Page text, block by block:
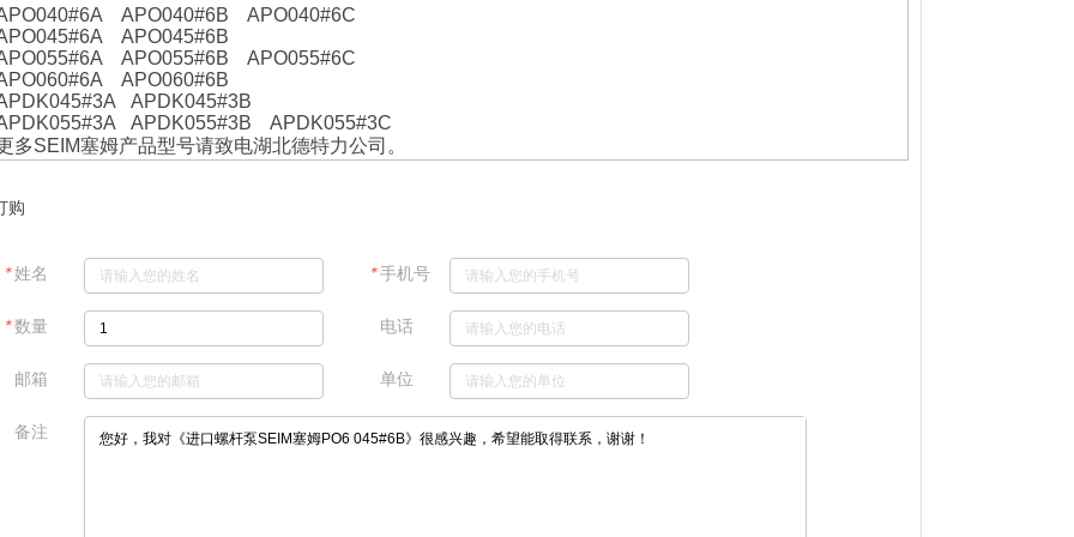
APO040#6B APO040#6C
APO045#6B
APO055#6B APO055#6C
APO060#6B
APDK045#3B
APDK055#3B APDK055#3C
多SEIM塞姆产品型号请致电湖北德特力公司。
购
＊姓名 ＊手机号
＊数量 电话
邮箱 单位
备注